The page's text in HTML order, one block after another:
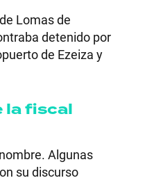
Lomas de
detenido por
de Ezeiza y
la fiscal
Algunas
su discurso